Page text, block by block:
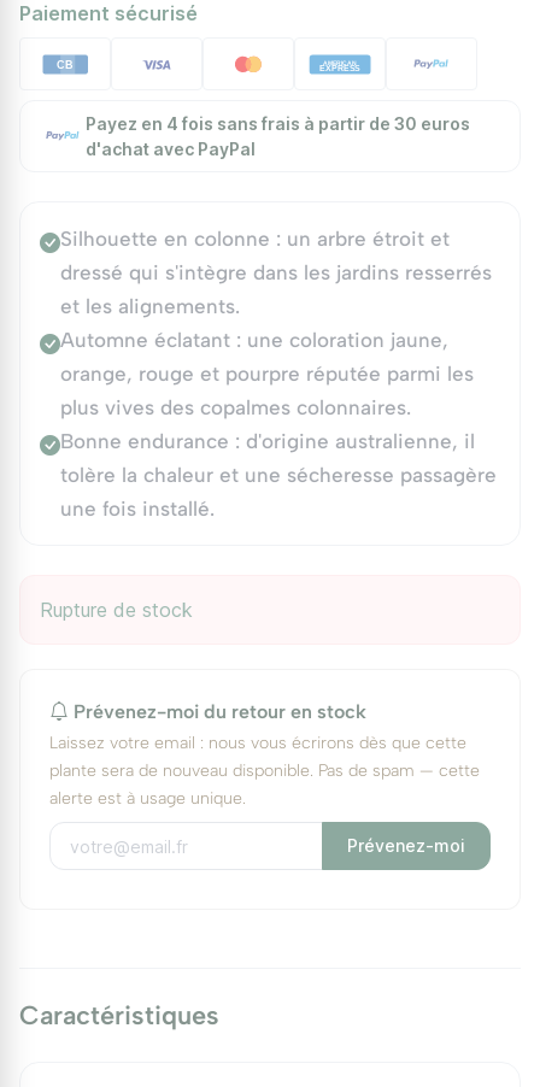
Paiement sécurisé
Payez en 4 fois sans frais à partir de 30 euros
d'achat avec PayPal
Silhouette en colonne : un arbre étroit et
dressé qui s'intègre dans les jardins resserrés
et les alignements.
Automne éclatant : une coloration jaune,
orange, rouge et pourpre réputée parmi les
plus vives des copalmes colonnaires.
Bonne endurance : d'origine australienne, il
tolère la chaleur et une sécheresse passagère
une fois installé.
Rupture de stock
Prévenez-moi du retour en stock
Laissez votre email : nous vous écrirons dès que cette
plante sera de nouveau disponible. Pas de spam — cette
alerte est à usage unique.
Prévenez-moi
Caractéristiques